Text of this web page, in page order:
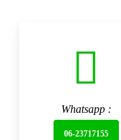
Whatsapp :
06-23717155